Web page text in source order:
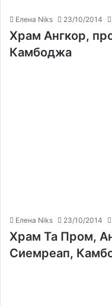
Елена Niks 23/10/2014
Храм Ангкор,
Камбоджа
Елена Niks 23/10/2014
Храм Та Пром,
Сиемреап,